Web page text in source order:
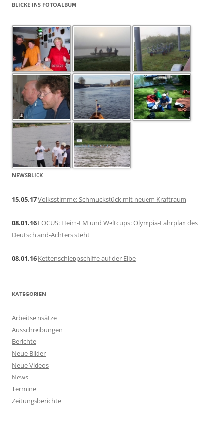
BLICKE INS FOTOALBUM
NEWSBLICK
15.05.17Volksstimme: Schmuckstück mit neuem Kraftraum
08.01.16 FOCUS: Heim-EM und Weltcups: Olympia-Fahrplan des
Deutschland-Achters steht
08.01.16 Kettenschleppschiffe auf der Elbe
KATEGORIEN
Arbeitseinsätze
Ausschreibungen
Berichte
Neue Bilder
Neue Videos
News
Termine
Zeitungsberichte